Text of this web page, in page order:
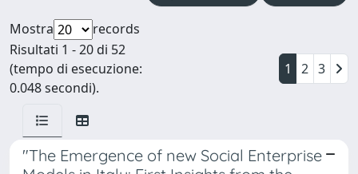
Mostra
records
Risultati 1 - 20 di 52
(tempo di esecuzione:
0.048 secondi).
1 2 3
"The Emergence of new Social Enterprise